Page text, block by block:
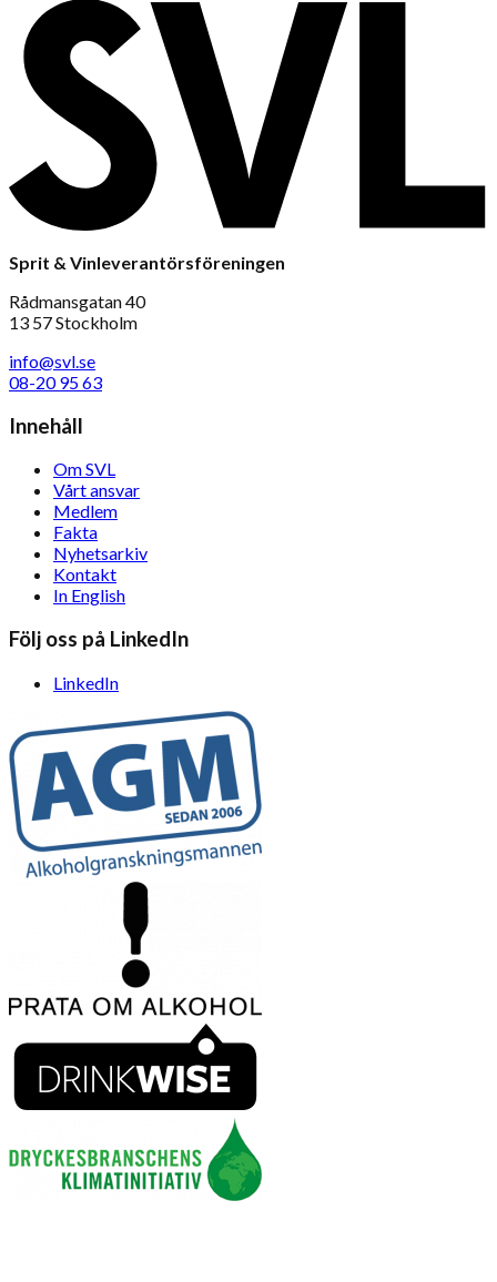
Sprit & Vinleverantörsföreningen
Rådmansgatan 40
13 57 Stockholm
info@svl.se
08-20 95 63
Innehåll
Om SVL
Vårt ansvar
Medlem
Fakta
Nyhetsarkiv
Kontakt
In English
Följ oss på LinkedIn
LinkedIn